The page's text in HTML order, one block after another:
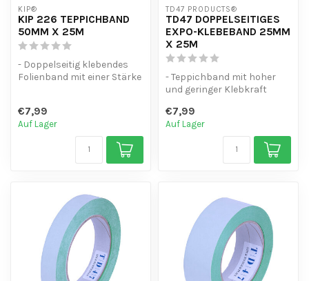
KIP®
KIP 226 TEPPICHBAND
50MM X 25M
- Doppelseitig klebendes
Folienband mit einer Stärke
€7,99
Auf Lager
TD47 PRODUCTS®
TD47 DOPPELSEITIGES
EXPO-KLEBEBAND 25MM
X 25M
- Teppichband mit hoher
und geringer Klebkraft
Innenan...
€7,99
Auf Lager